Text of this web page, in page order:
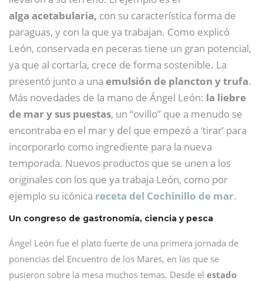
alga acetabularia, con su característica forma de
paraguas, y con la que ya trabajan. Como explicó
León, conservada en peceras tiene un gran potencial,
ya que al cortarla, crece de forma sostenible. La
presentó junto a una emulsión de plancton y trufa.
Más novedades de la mano de Ángel León: la liebre
de mar y sus puestas, un “ovillo” que a menudo se
encontraba en el mar y del que empezó a ‘tirar’ para
incorporarlo como ingrediente para la nueva
temporada. Nuevos productos que se unen a los
originales con los que ya trabaja León, como por
ejemplo su icónica receta del Cochinillo de mar.
Un congreso de gastronomía, ciencia y pesca
Ángel León fue el plato fuerte de una primera jornada de
ponencias del Encuentro de los Mares, en las que se
pusieron sobre la mesa muchos temas. Desde el estado